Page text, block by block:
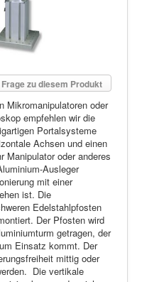
zu diesem Produkt
Mikromanipulatoren oder
empfehlen wir die
Portalsysteme
Achsen und einen
Manipulator oder anderes
Ausleger
mit einer
ist. Die
Edelstahlpfosten
Der Pfosten wird
getragen, der
Einsatz kommt. Der
mittig oder
Die vertikale